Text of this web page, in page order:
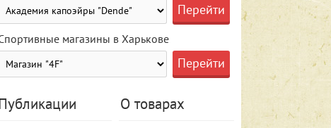
магазины в Харькове
О товарах